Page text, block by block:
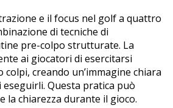
e il focus nel golf a quattro
di tecniche di
pre-colpo strutturate. La
ai giocatori di esercitarsi
creando un’immagine chiara
eseguirli. Questa pratica può
la chiarezza durante il gioco.